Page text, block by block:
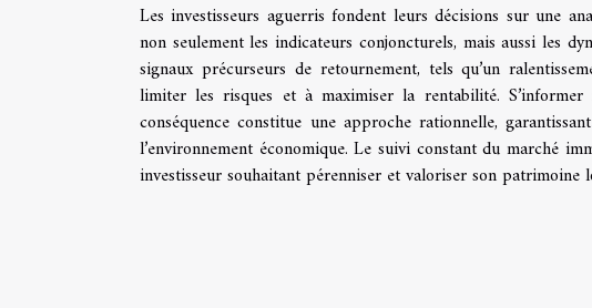
Les investisseurs aguerris fondent leurs décisions sur une
non seulement les indicateurs conjoncturels, mais aussi les
signaux précurseurs de retournement, tels qu’un
limiter les risques et à maximiser la rentabilité.
conséquence constitue une approche rationnelle,
l’environnement économique. Le suivi constant du marché
investisseur souhaitant pérenniser et valoriser son patrimoine